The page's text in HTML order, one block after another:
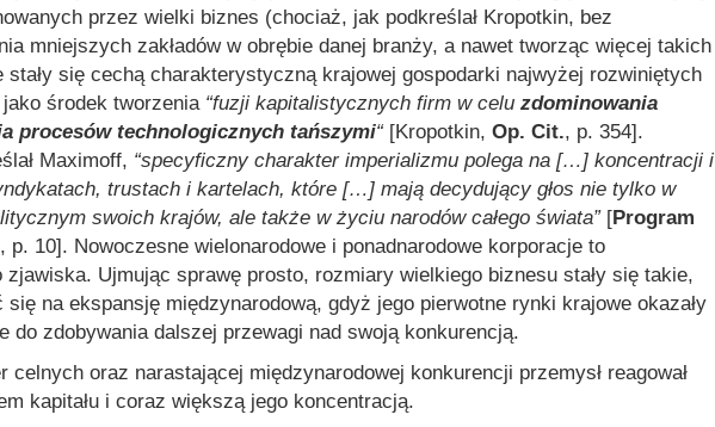
przez wielki biznes (chociaż, jak podkreślał Kropotkin, bez
mniejszych zakładów w obrębie danej branży, a nawet tworząc więcej takich
stały się cechą charakterystyczną krajowej gospodarki najwyżej rozwiniętych
środek tworzenia “fuzji kapitalistycznych firm w celu zdominowania
procesów technologicznych tańszymi“ [Kropotkin, Op. Cit., p. 354].
Maximoff, “specyficzny charakter imperializmu polega na […] koncentracji i
trustach i kartelach, które […] mają decydujący głos nie tylko w
swoich krajów, ale także w życiu narodów całego świata”[Program
, p. 10]. Nowoczesne wielonarodowe i ponadnarodowe korporacje to
Ujmując sprawę prosto, rozmiary wielkiego biznesu stały się takie,
się na ekspansję międzynarodową, gdyż jego pierwotne rynki krajowe okazały
do zdobywania dalszej przewagi nad swoją konkurencją.
oraz narastającej międzynarodowej konkurencji przemysł reagował
kapitału i coraz większą jego koncentracją.